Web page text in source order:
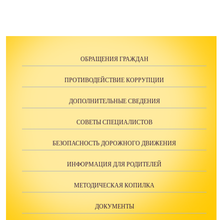
ОБРАЩЕНИЯ ГРАЖДАН
ПРОТИВОДЕЙСТВИЕ КОРРУПЦИИ
ДОПОЛНИТЕЛЬНЫЕ СВЕДЕНИЯ
СОВЕТЫ СПЕЦИАЛИСТОВ
БЕЗОПАСНОСТЬ ДОРОЖНОГО ДВИЖЕНИЯ
ИНФОРМАЦИЯ ДЛЯ РОДИТЕЛЕЙ
МЕТОДИЧЕСКАЯ КОПИЛКА
ДОКУМЕНТЫ